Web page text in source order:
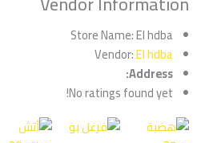
Store Name:El hdba
Vendor:El hdba
Address:
No ratings found yet!